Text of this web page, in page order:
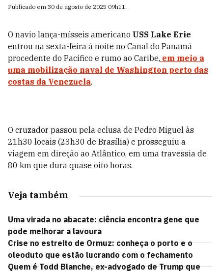
Publicado em 30 de agosto de 2025 09h11.
O navio lança-mísseis americano USS Lake Erie
entrou na sexta-feira à noite no Canal do Panamá
procedente do Pacífico e rumo ao Caribe, em meio a
uma mobilização naval de Washington perto das
costas da Venezuela.
O cruzador passou pela eclusa de Pedro Miguel às
21h30 locais (23h30 de Brasília) e prosseguiu a
viagem em direção ao Atlântico, em uma travessia de
80 km que dura quase oito horas.
Veja também
Uma virada no abacate: ciência encontra gene que
pode melhorar a lavoura
Crise no estreito de Ormuz: conheça o porto e o
oleoduto que estão lucrando com o fechamento
Quem é Todd Blanche, ex-advogado de Trump que